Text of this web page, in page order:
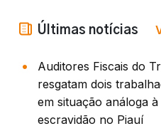
Últimas notícias
Auditores Fiscais do
resgatam dois
em situação análoga à
escravidão no Piauí